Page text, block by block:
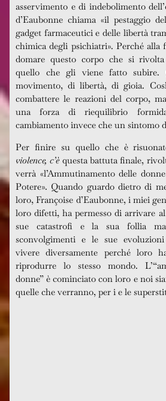
asservimento e di indebolimento
d’Eaubonne chiama «il pestaggio
gadget farmaceutici e delle libertà
chimica degli psichiatri». Perché alla
domare questo corpo che si
quello che gli viene fatto subire.
movimento, di libertà, di gioia.
combattere le reazioni del corpo,
una forza di riequilibrio
cambiamento invece che un sintomo
Per finire su quello che è
violence, c’èquesta battuta finale,
verrà «l’Ammutinamento delle
Potere». Quando guardo dietro di
loro, Françoise d’Eaubonne, i miei
loro difetti, ha permesso di arrivare
sue catastrofi e la sua follia
sconvolgimenti e le sue
vivere diversamente perché loro
riprodurre lo stesso mondo.
donne” è cominciato con loro e noi
quelle che verranno, per i e le